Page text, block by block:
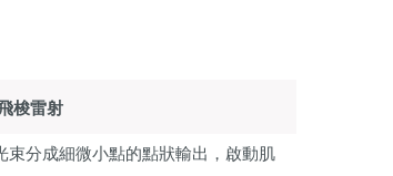
梭雷射
束分成細微小點的點狀輸出，啟動肌